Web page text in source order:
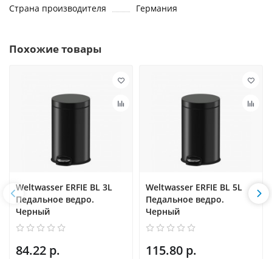
Страна производителя
Германия
Похожие товары
Weltwasser ERFIE BL 3L
Педальное ведро.
Черный
84.22 р.
Weltwasser ERFIE BL 5L
Педальное ведро.
Черный
115.80 р.